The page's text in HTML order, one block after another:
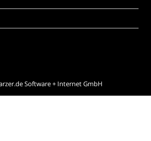
Software + Internet GmbH